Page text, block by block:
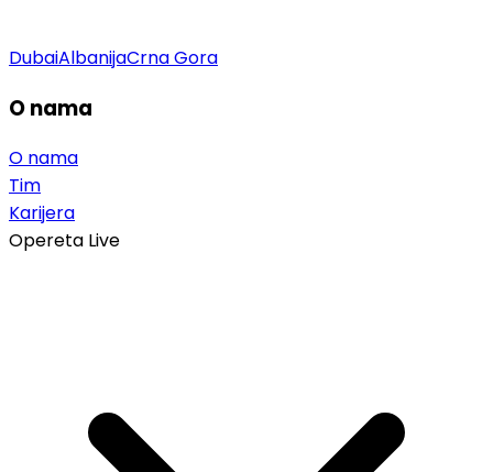
DubaiAlbanijaCrna Gora
O nama
O nama
Tim
Karijera
Opereta Live